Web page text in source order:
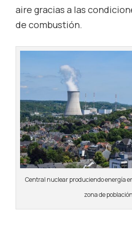
aire gracias a las
de combustión.
Central nuclear produciendo energía
zona de población